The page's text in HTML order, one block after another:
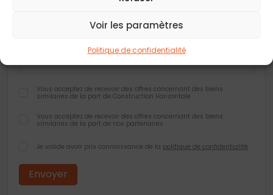
Voir les paramètres
Politique de confidentialité
Vous acceptez de recevoir des offres concernant des biens
similaires de la part de Construction Horizontale
Vous acceptez de recevoir des offres concernant des biens
similaires de la part de nos partenaires
Je valide avoir pris connaissance de la politique de confidentialité